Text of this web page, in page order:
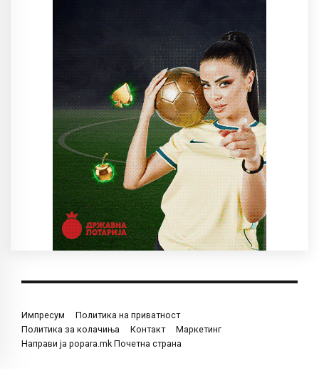
Импресум
Политика на приватност
Политика за колачиња
Контакт
Маркетинг
Направи ја popara.mk Почетна страна